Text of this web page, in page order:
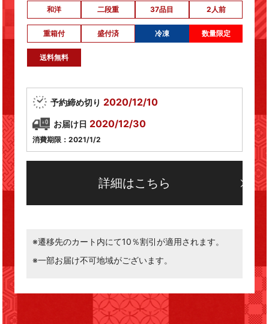
和洋 二段重 37品目 2人前
重箱付 盛付済 冷凍 数量限定
送料無料
予約締め切り 2020/12/10
お届け日 2020/12/30
消費期限：2021/1/2
詳細はこちら
※遷移先のカート内にて10％割引が適用されます。
※一部お届け不可地域がございます。